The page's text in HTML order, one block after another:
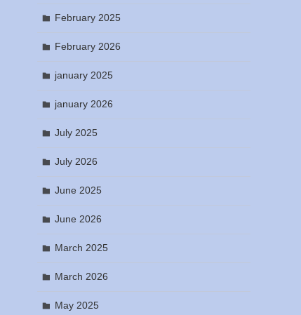
February 2025
February 2026
january 2025
january 2026
July 2025
July 2026
June 2025
June 2026
March 2025
March 2026
May 2025